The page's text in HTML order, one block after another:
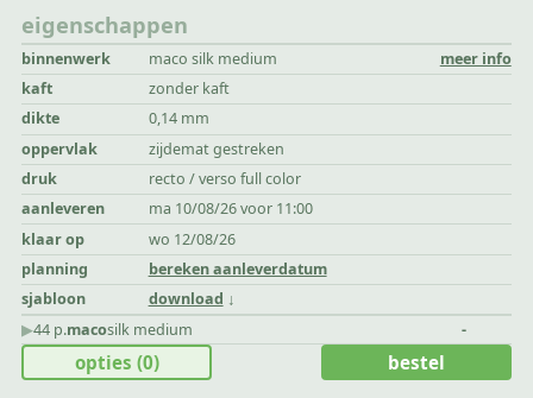
eigenschappen
binnenwerk maco silk medium
meer info
kaft
zonder kaft
dikte
0,14 mm
oppervlak
zijdemat gestreken
druk
recto / verso full color
aanleveren
ma 10/08/26 voor 11:00
klaar op
wo 12/08/26
planning
bereken aanleverdatum
sjabloon
download
▶︎44 p.macosilk medium -
opties (0) bestel